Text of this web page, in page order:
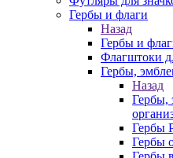
Гербы и флаги
Назад
Гербы и
Флагштоки
Гербы,
Назад
Гербы,
Гербы
Гербы